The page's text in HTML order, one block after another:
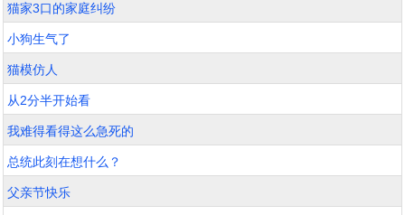
猫家3口的家庭纠纷
小狗生气了
猫模仿人
从2分半开始看
我难得看得这么急死的
总统此刻在想什么？
父亲节快乐